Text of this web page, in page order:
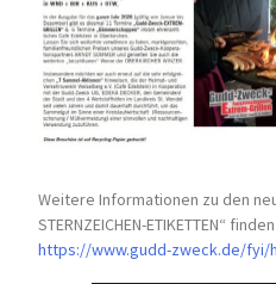
Weitere Informationen zu den
STERNZEICHEN-ETIKETTEN“
https://www.gudd-zweck.de/fyi/